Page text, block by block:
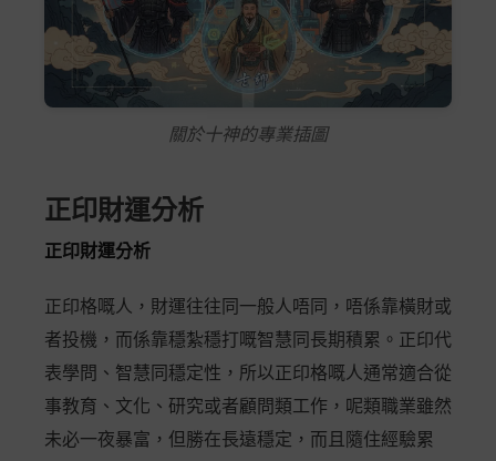
關於十神的專業插圖
正印財運分析
正印財運分析
正印格嘅人，財運往往同一般人唔同，唔係靠橫財或
者投機，而係靠穩紮穩打嘅智慧同長期積累。正印代
表學問、智慧同穩定性，所以正印格嘅人通常適合從
事教育、文化、研究或者顧問類工作，呢類職業雖然
未必一夜暴富，但勝在長遠穩定，而且隨住經驗累